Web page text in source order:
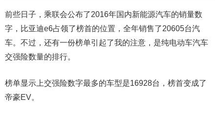
前些日子，乘联会公布了2016年国内新能源汽车的销量数
字，比亚迪e6占领了榜首的位置，全年销售了20605台汽
车。不过，还有一份榜单引起了我的注意，是纯电动车汽车
交强险数量的排行。
榜单显示上交强险数字最多的车型是16928台，榜首变成了
帝豪EV。